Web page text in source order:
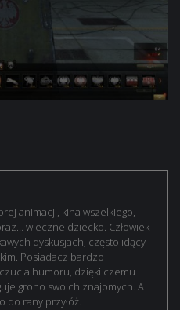
animacji, kina wszelkiego,
wieczne dziecko. Człowiek
dyskusjach, często idący
Posiadacz bardzo
humoru, dzięki czemu
grono swoich znajomych. A
do rany przyłóż.